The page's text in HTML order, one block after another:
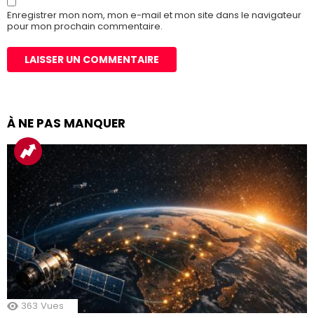
Enregistrer mon nom, mon e-mail et mon site dans le navigateur
pour mon prochain commentaire.
À NE PAS MANQUER
363 Vues